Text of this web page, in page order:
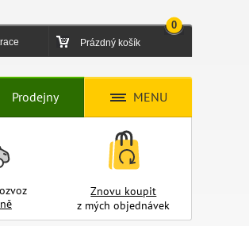
Prázdný košík
0
Prodejny MENU
Znovu koupit
z mých objednávek